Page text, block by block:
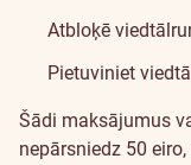
Atbloķē
Pietuviniet
Šādi maksājumus
nepārsniedz 50